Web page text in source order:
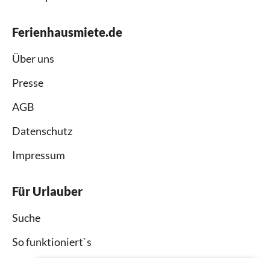
Ferienhausmiete.de
Über uns
Presse
AGB
Datenschutz
Impressum
Für Urlauber
Suche
So funktioniert`s